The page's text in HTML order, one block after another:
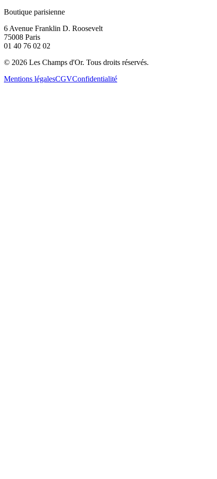
Boutique parisienne
6 Avenue Franklin D. Roosevelt
75008 Paris
01 40 76 02 02
© 2026 Les Champs d'Or. Tous droits réservés.
Mentions légalesCGVConfidentialité